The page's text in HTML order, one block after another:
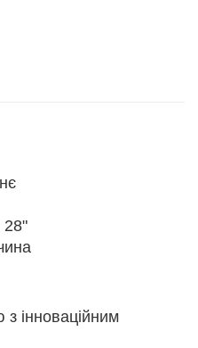
28"
інноваційним